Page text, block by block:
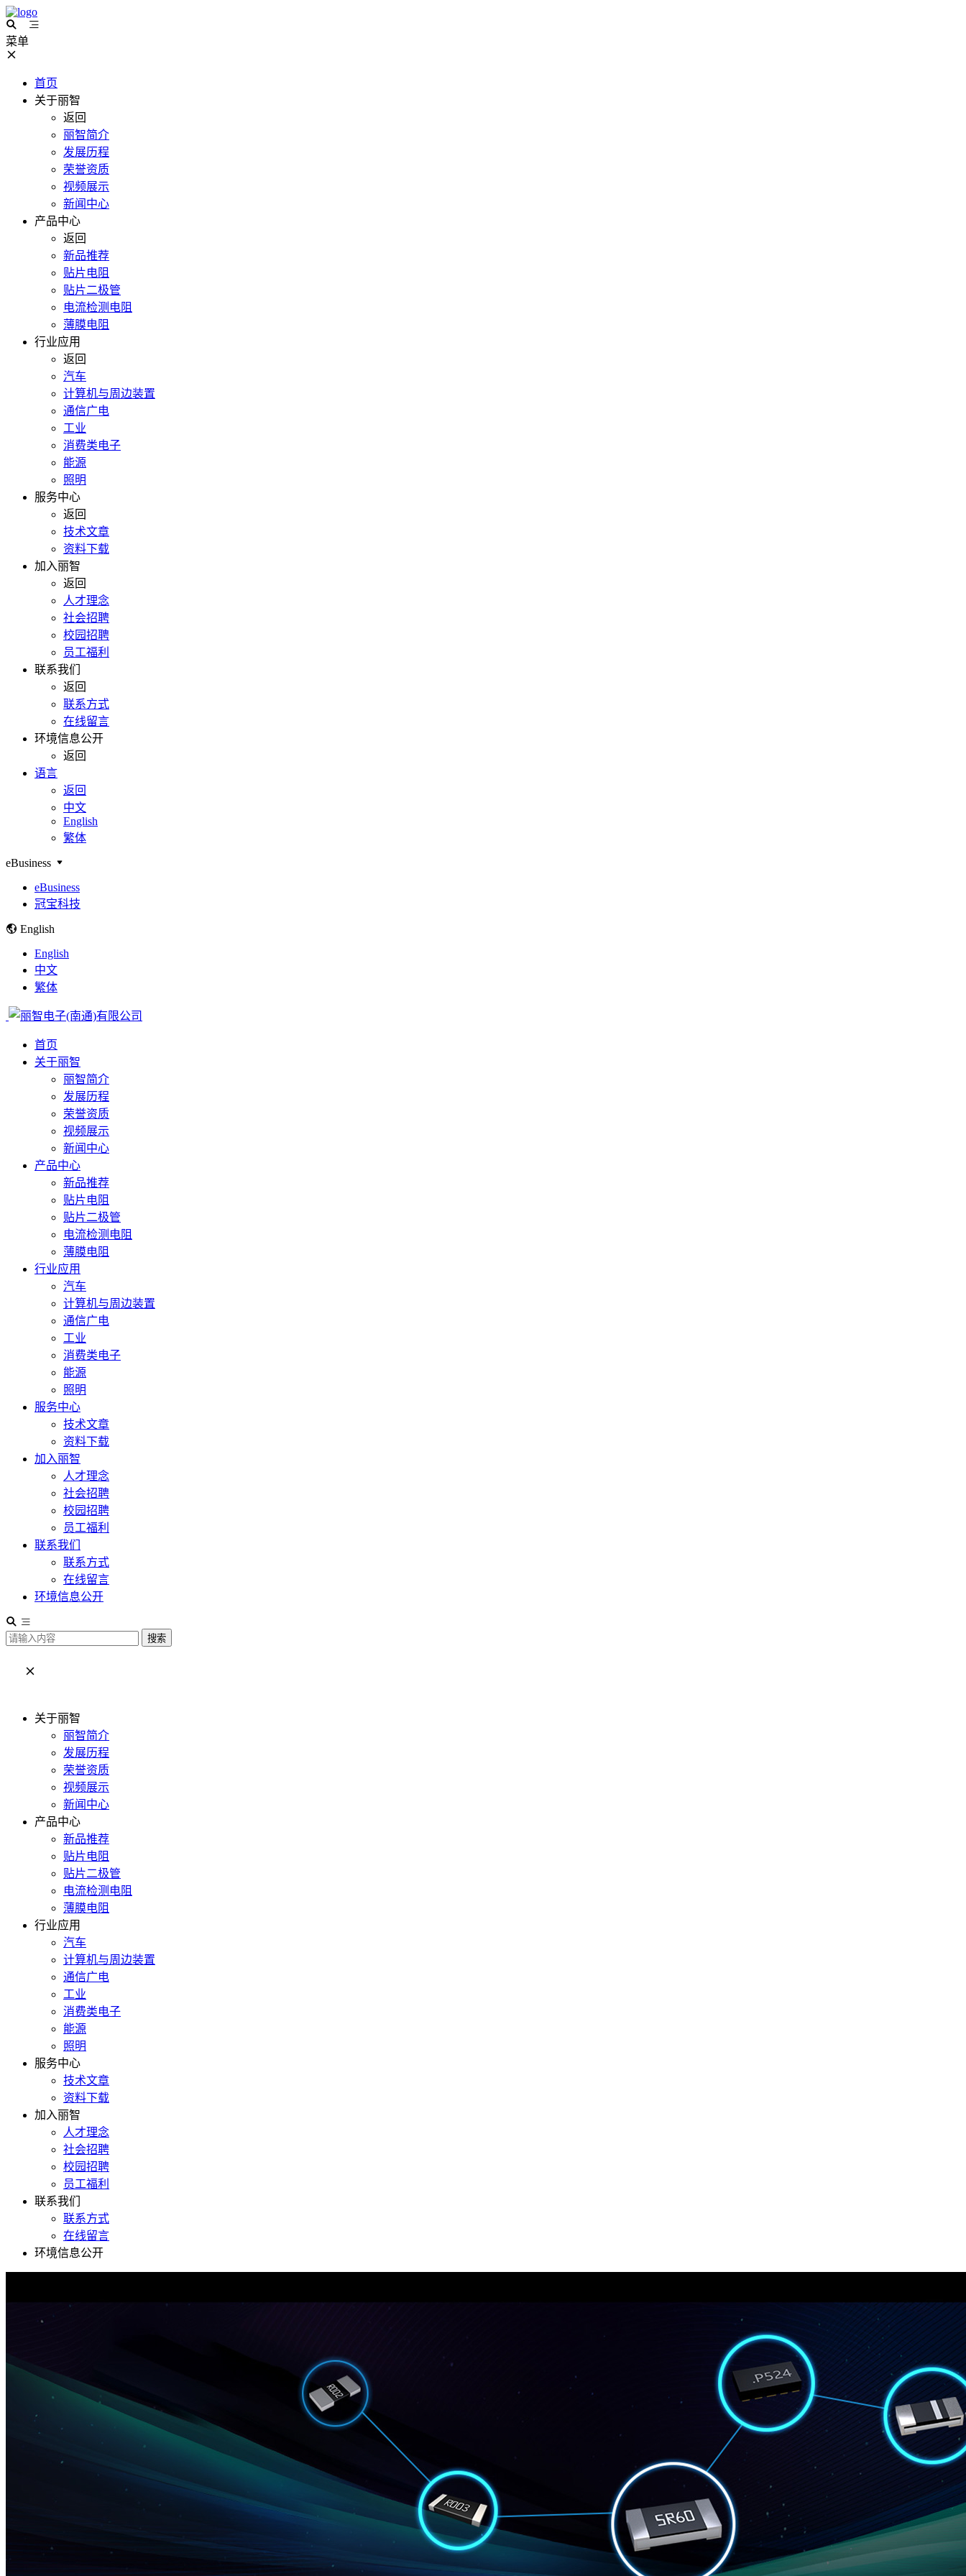
菜单
首页
关于丽智
返回
丽智简介
发展历程
荣誉资质
视频展示
新闻中心
产品中心
返回
新品推荐
贴片电阻
贴片二极管
电流检测电阻
薄膜电阻
行业应用
返回
汽车
计算机与周边装置
通信广电
工业
消费类电子
能源
照明
服务中心
返回
技术文章
资料下载
加入丽智
返回
人才理念
社会招聘
校园招聘
员工福利
联系我们
返回
联系方式
在线留言
环境信息公开
返回
语言
返回
中文
English
繁体
eBusiness
eBusiness
冠宝科技
English
English
中文
繁体
首页
关于丽智
丽智简介
发展历程
荣誉资质
视频展示
新闻中心
产品中心
新品推荐
贴片电阻
贴片二极管
电流检测电阻
薄膜电阻
行业应用
汽车
计算机与周边装置
通信广电
工业
消费类电子
能源
照明
服务中心
技术文章
资料下载
加入丽智
人才理念
社会招聘
校园招聘
员工福利
联系我们
联系方式
在线留言
环境信息公开
搜索
关于丽智
丽智简介
发展历程
荣誉资质
视频展示
新闻中心
产品中心
新品推荐
贴片电阻
贴片二极管
电流检测电阻
薄膜电阻
行业应用
汽车
计算机与周边装置
通信广电
工业
消费类电子
能源
照明
服务中心
技术文章
资料下载
加入丽智
人才理念
社会招聘
校园招聘
员工福利
联系我们
联系方式
在线留言
环境信息公开